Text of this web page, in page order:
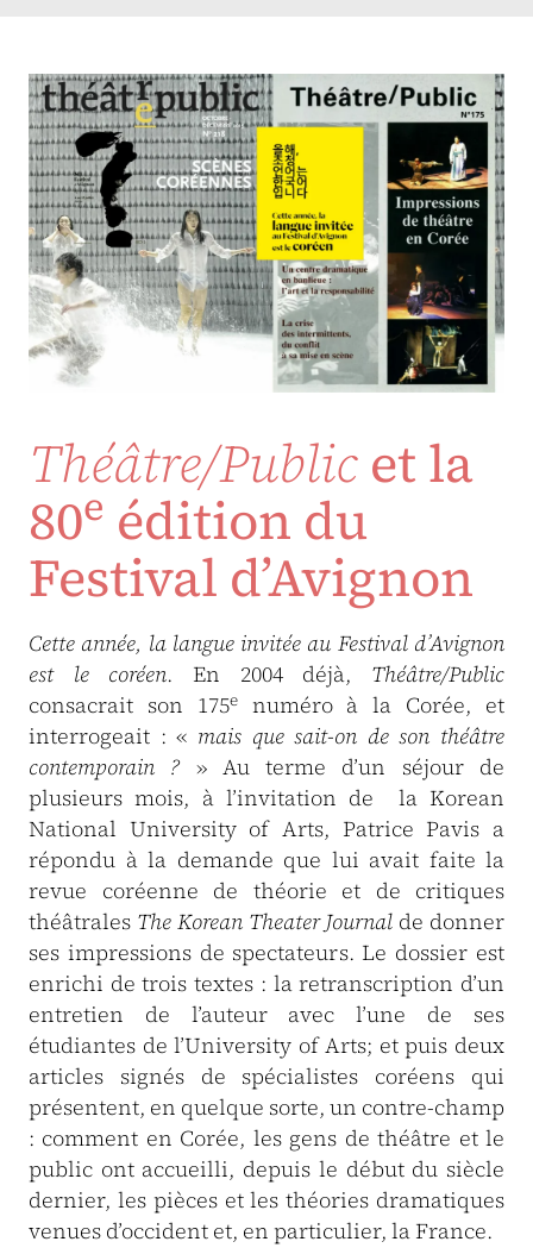
Théâtre/Publicet la
80e édition du
Festival d’Avignon
Cette année, la langue invitée au Festival d’Avignon
est le coréen. En 2004 déjà, Théâtre/Public
consacrait son 175enuméro à la Corée, et
interrogeait : « mais que sait-on de son théâtre
contemporain ?» Au terme d’un séjour de
plusieurs mois, à l’invitation de la Korean
National University of Arts, Patrice Pavis a
répondu à la demande que lui avait faite la
revue coréenne de théorie et de critiques
théâtrales The Korean Theater Journal de donner
ses impressions de spectateurs. Le dossier est
enrichi de trois textes : la retranscription d’un
entretien de l’auteur avec l’une de ses
étudiantes de l’University of Arts; et puis deux
articles signés de spécialistes coréens qui
présentent, en quelque sorte, un contre-champ
: comment en Corée, les gens de théâtre et le
public ont accueilli, depuis le début du siècle
dernier, les pièces et les théories dramatiques
venues d’occident et, en particulier, la France.